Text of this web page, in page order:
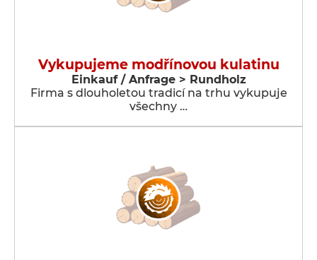
Vykupujeme modřínovou kulatinu
Einkauf / Anfrage > Rundholz
Firma s dlouholetou tradicí na trhu vykupuje
všechny …